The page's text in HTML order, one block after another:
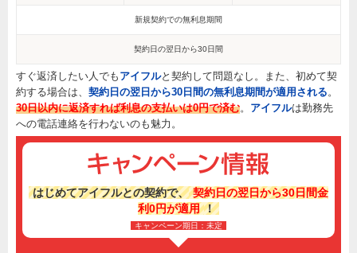
新規契約での無利息期間
契約日の翌日から30日間
すぐ返済したい人でも アイフルと契約して問題なし。また、初めて契
約する場合は、 契約日の翌日から30日間の無利息期間が適用される 。
30日以内に返済すれば利息の支払いは0円で済む。 アイフルは勤務先
への電話連絡を行わないのも魅力。
はじめてアイフルとの契約で、 契約日の翌日から30日間金
利0円が適用 ！
キャンペーン期日：未定